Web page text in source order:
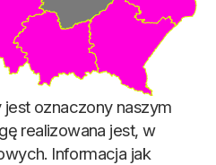
oznaczony naszym
realizowana jest, w
Informacja jak